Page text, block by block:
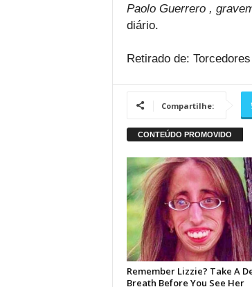
Paolo Guerrero ,
diário.
Retirado de: Torcedores
Compartilhe: